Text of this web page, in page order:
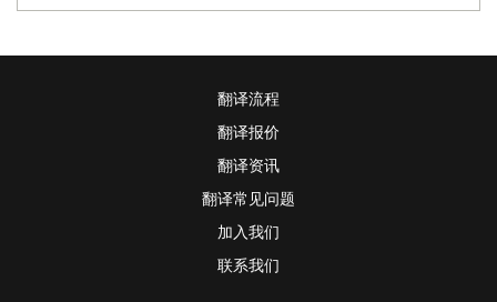
翻译流程
翻译报价
翻译资讯
翻译常见问题
加入我们
联系我们